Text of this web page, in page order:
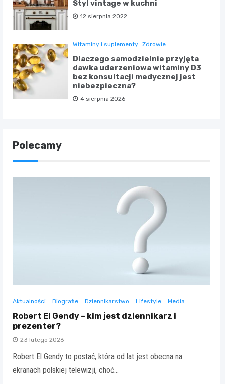
Styl vintage w kuchni
12 sierpnia 2022
Witaminy i suplementy Zdrowie
Dlaczego samodzielnie przyjęta
dawka uderzeniowa witaminy D3
bez konsultacji medycznej jest
niebezpieczna?
4 sierpnia 2026
Polecamy
Aktualności Biografie Dziennikarstwo Lifestyle Media
Robert El Gendy – kim jest dziennikarz i
prezenter?
23 lutego 2026
Robert El Gendy to postać, która od lat jest obecna na
ekranach polskiej telewizji, choć…